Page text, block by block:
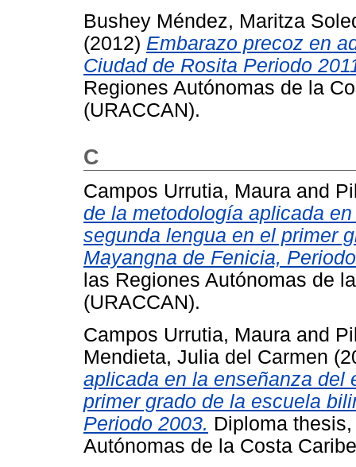
Bushey Méndez, Maritza
(2012) Embarazo precoz en
Ciudad de Rosita Periodo
Regiones Autónomas de la
(URACCAN).
C
Campos Urrutia, Maura and
de la metodología aplicada
segunda lengua en el primer
Mayangna de Fenicia,
las Regiones Autónomas de
(URACCAN).
Campos Urrutia, Maura and
Mendieta, Julia del Carmen
aplicada en la enseñanza del
primer grado de la escuela
Periodo 2003. Diploma
Autónomas de la Costa